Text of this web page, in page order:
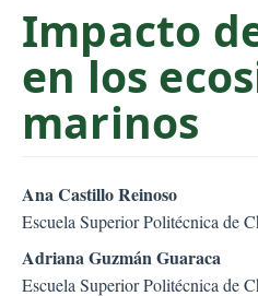
C
o
n
e
d
Impacto
en los
marinos
Ana Castillo Reinoso
Escuela Superior Politécnica de
Adriana Guzmán Guaraca
Escuela Superior Politécnica de